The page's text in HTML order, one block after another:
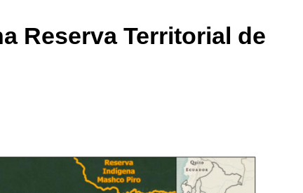
Reserva Territorial de